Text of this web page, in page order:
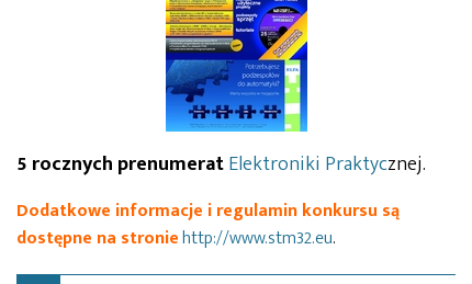
5 rocznych prenumeratElektroniki Praktycznej.
Dodatkowe informacje i regulamin konkursu są
dostępne na stroniehttp://www.stm32.eu.